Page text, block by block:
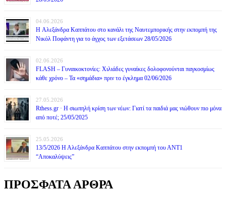
04.06.2026
H Αλεξάνδρα Καππάτου στο κανάλι της Ναυτεμπορικής στην εκπομπή της
Νικόλ Ποφάντη για το άγχος των εξετάσεων 28/05/2026
02.06.2026
FLASH – Γυναικοκτονίες: Χιλιάδες γυναίκες δολοφονούνται παγκοσμίως
κάθε χρόνο – Τα «σημάδια» πριν το έγκλημα 02/06/2026
27.05.2026
Rthess.gr · Η σιωπηλή κρίση των νέων: Γιατί τα παιδιά μας νιώθουν πιο μόνα
από ποτέ; 25/05/2025
25.05.2026
13/5/2026 Η Αλεξάνδρα Καππάτου στην εκπομπή του ΑΝΤ1
“Αποκαλύψεις”
ΠΡΟΣΦΑΤΑ ΑΡΘΡΑ